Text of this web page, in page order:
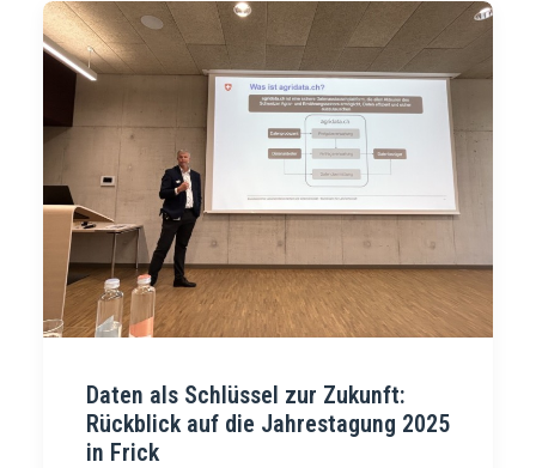
Daten als Schlüssel zur Zukunft:
Rückblick auf die Jahrestagung 2025
in Frick